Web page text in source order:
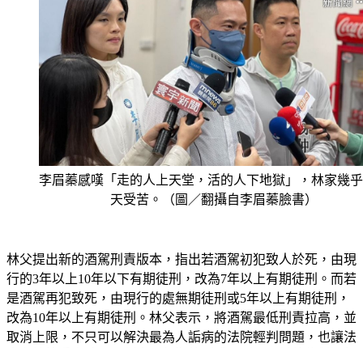
李眉蓁感嘆「走的人上天堂，活的人下地獄」，林家幾
天受苦。（圖／翻攝自李眉蓁臉書）
林父提出新的酒駕刑責版本，指出若酒駕初犯致人於死，由現
行的3年以上10年以下有期徒刑，改為7年以上有期徒刑。而若
是酒駕再犯致死，由現行的處無期徒刑或5年以上有期徒刑，
改為10年以上有期徒刑。林父表示，將酒駕最低刑責拉高，並
取消上限，不只可以解決最為人詬病的法院輕判問題，也讓法